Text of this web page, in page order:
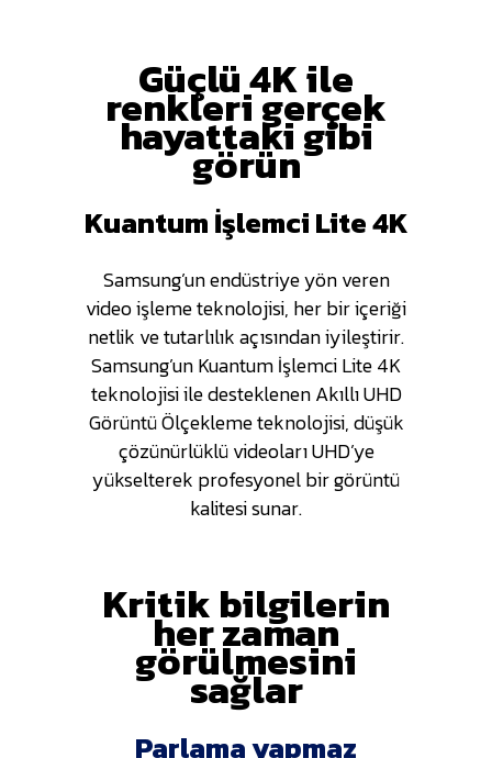
Güçlü 4K ile
renkleri gerçek
hayattaki gibi
görün
Kuantum İşlemci Lite 4K
Samsung’un endüstriye yön veren
video işleme teknolojisi, her bir içeriği
netlik ve tutarlılık açısından iyileştirir.
Samsung’un Kuantum İşlemci Lite 4K
teknolojisi ile desteklenen Akıllı UHD
Görüntü Ölçekleme teknolojisi, düşük
çözünürlüklü videoları UHD’ye
yükselterek profesyonel bir görüntü
kalitesi sunar.
Kritik bilgilerin
her zaman
görülmesini
sağlar
Parlama yapmaz